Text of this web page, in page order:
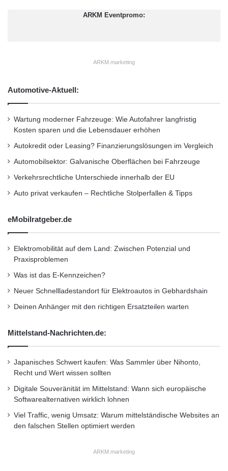
ARKM Eventpromo:
ARKM.marketing
Automotive-Aktuell:
Wartung moderner Fahrzeuge: Wie Autofahrer langfristig
Kosten sparen und die Lebensdauer erhöhen
Autokredit oder Leasing? Finanzierungslösungen im Vergleich
Automobilsektor: Galvanische Oberflächen bei Fahrzeuge
Verkehrsrechtliche Unterschiede innerhalb der EU
Auto privat verkaufen – Rechtliche Stolperfallen & Tipps
eMobilratgeber.de
Elektromobilität auf dem Land: Zwischen Potenzial und
Praxisproblemen
Was ist das E-Kennzeichen?
Neuer Schnellladestandort für Elektroautos in Gebhardshain
Deinen Anhänger mit den richtigen Ersatzteilen warten
Mittelstand-Nachrichten.de:
Japanisches Schwert kaufen: Was Sammler über Nihonto,
Recht und Wert wissen sollten
Digitale Souveränität im Mittelstand: Wann sich europäische
Softwarealternativen wirklich lohnen
Viel Traffic, wenig Umsatz: Warum mittelständische Websites an
den falschen Stellen optimiert werden
ARKM.marketing